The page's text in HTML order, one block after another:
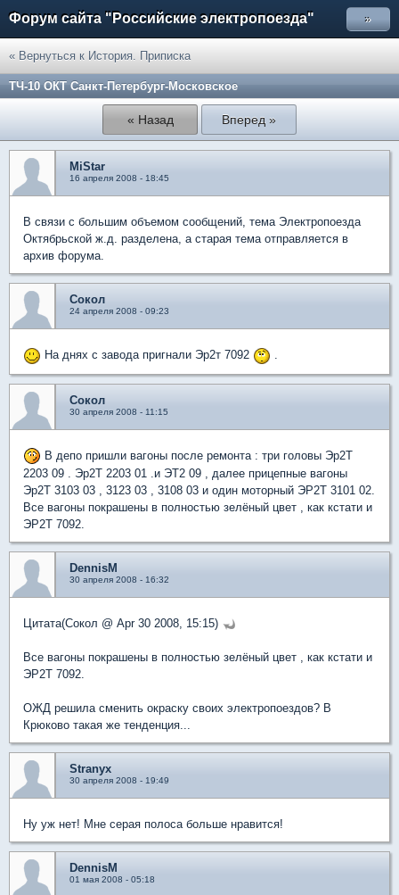
Форум сайта "Российские электропоезда" »
« Вернуться к История. Приписка
ТЧ-10 ОКТ Санкт-Петербург-Московское
« Назад Вперед »
MiStar
16 апреля 2008 - 18:45
В связи с большим объемом сообщений, тема Электропоезда
Октябрьской ж.д. разделена, а старая тема отправляется в
архив форума.
Сокол
24 апреля 2008 - 09:23
На днях с завода пригнали Эр2т 7092 .
Сокол
30 апреля 2008 - 11:15
В депо пришли вагоны после ремонта : три головы Эр2Т
2203 09 . Эр2Т 2203 01 .и ЭТ2 09 , далее прицепные вагоны
Эр2Т 3103 03 , 3123 03 , 3108 03 и один моторный ЭР2Т 3101 02.
Все вагоны покрашены в полностью зелёный цвет , как кстати и
ЭР2Т 7092.
DennisM
30 апреля 2008 - 16:32
Цитата(Сокол @ Apr 30 2008, 15:15)
Все вагоны покрашены в полностью зелёный цвет , как кстати и
ЭР2Т 7092.
ОЖД решила сменить окраску своих электропоездов? В
Крюково такая же тенденция...
Stranyx
30 апреля 2008 - 19:49
Ну уж нет! Мне серая полоса больше нравится!
DennisM
01 мая 2008 - 05:18